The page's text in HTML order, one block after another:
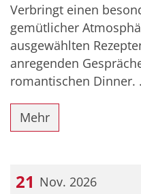
Verbringt einen
gemütlicher
ausgewählten
anregenden
romantischen Dinner.
Mehr
21 Nov. 2026